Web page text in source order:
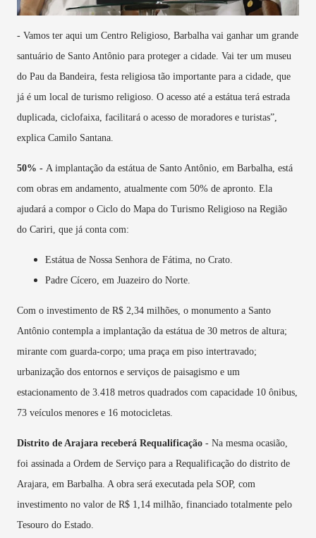
- Vamos ter aqui um Centro Religioso, Barbalha vai ganhar um grande
santuário de Santo Antônio para proteger a cidade. Vai ter um museu
do Pau da Bandeira, festa religiosa tão importante para a cidade, que
já é um local de turismo religioso. O acesso até a estátua terá estrada
duplicada, ciclofaixa, facilitará o acesso de moradores e turistas”,
explica Camilo Santana.
50% - A implantação da estátua de Santo Antônio, em Barbalha, está
com obras em andamento, atualmente com 50% de apronto. Ela
ajudará a compor o Ciclo do Mapa do Turismo Religioso na Região
do Cariri, que já conta com:
Estátua de Nossa Senhora de Fátima, no Crato.
Padre Cícero, em Juazeiro do Norte.
Com o investimento de R$ 2,34 milhões, o monumento a Santo
Antônio contempla a implantação da estátua de 30 metros de altura;
mirante com guarda-corpo; uma praça em piso intertravado;
urbanização dos entornos e serviços de paisagismo e um
estacionamento de 3.418 metros quadrados com capacidade 10 ônibus,
73 veículos menores e 16 motocicletas.
Distrito de Arajara receberá Requalificação - Na mesma ocasião,
foi assinada a Ordem de Serviço para a Requalificação do distrito de
Arajara, em Barbalha. A obra será executada pela SOP, com
investimento no valor de R$ 1,14 milhão, financiado totalmente pelo
Tesouro do Estado.